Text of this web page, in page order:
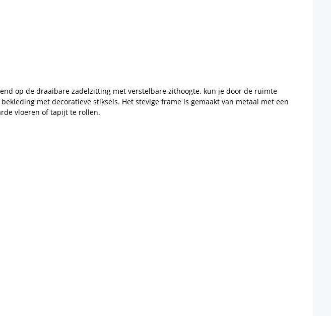
op de draaibare zadelzitting met verstelbare zithoogte, kun je door de ruimte
met decoratieve stiksels. Het stevige frame is gemaakt van metaal met een
vloeren of tapijt te rollen.